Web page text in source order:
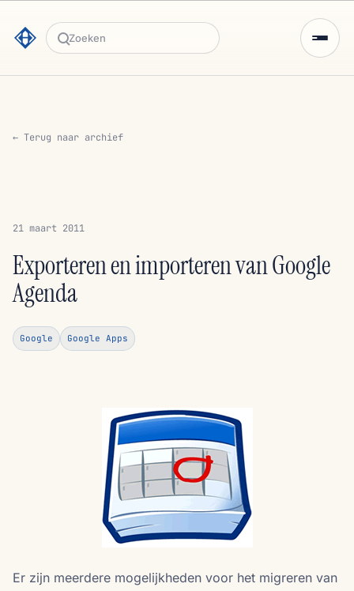
Zoeken
← Terug naar archief
21 maart 2011
Exporteren en importeren van Google
Agenda
Google Google Apps
Er zijn meerdere mogelijkheden voor het migreren van